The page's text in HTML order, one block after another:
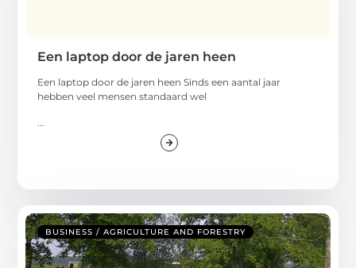
Een laptop door de jaren heen
Een laptop door de jaren heen Sinds een aantal jaar
hebben veel mensen standaard wel
BUSINESS / AGRICULTURE AND FORESTRY